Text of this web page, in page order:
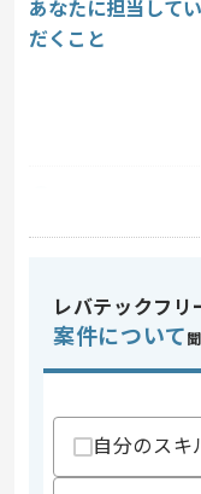
あなたに担当して
だくこと
レバテックフリ
案件について
自分のスキ